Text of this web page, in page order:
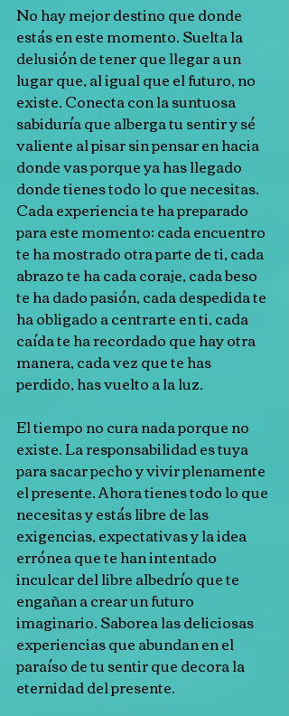
No hay mejor destino que donde
estás en este momento. Suelta la
delusión de tener que llegar a un
lugar que, al igual que el futuro, no
existe. Conecta con la suntuosa
sabiduría que alberga tu sentir y sé
valiente al pisar sin pensar en hacia
donde vas porque ya has llegado
donde tienes todo lo que necesitas.
Cada experiencia te ha preparado
para este momento: cada encuentro
te ha mostrado otra parte de ti, cada
abrazo te ha cada coraje, cada beso
te ha dado pasión, cada despedida te
ha obligado a centrarte en ti, cada
caída te ha recordado que hay otra
manera, cada vez que te has
perdido, has vuelto a la luz.
El tiempo no cura nada porque no
existe. La responsabilidad es tuya
para sacar pecho y vivir plenamente
el presente. Ahora tienes todo lo que
necesitas y estás libre de las
exigencias, expectativas y la idea
errónea que te han intentado
inculcar del libre albedrío que te
engañan a crear un futuro
imaginario. Saborea las deliciosas
experiencias que abundan en el
paraíso de tu sentir que decora la
eternidad del presente.